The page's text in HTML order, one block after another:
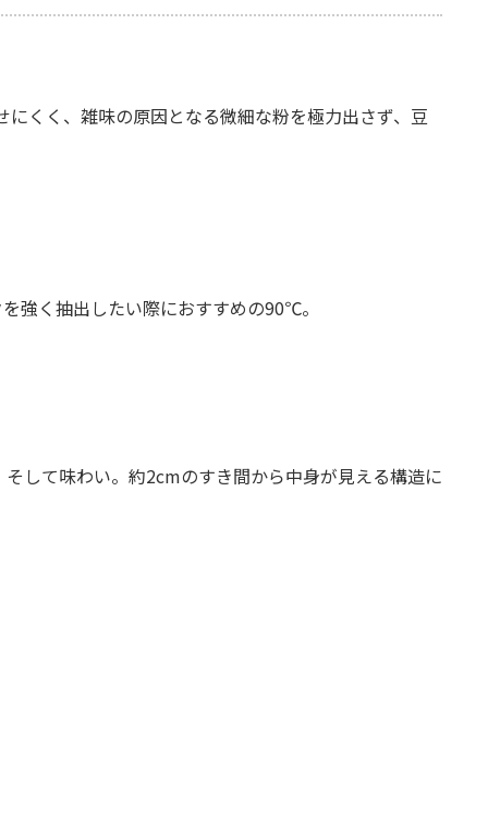
くく、雑味の原因となる微細な粉を極力出さず、豆
強く抽出したい際におすすめの90℃。
して味わい。約2cmのすき間から中身が見える構造に